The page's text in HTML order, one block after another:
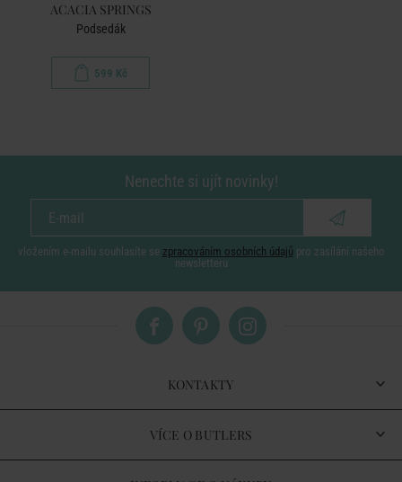
ACACIA SPRINGS
Podsedák
599 Kč
Nenechte si ujít novinky!
vložením e-mailu souhlasíte se zpracováním osobních údajů pro zasílání našeho
newsletteru
KONTAKTY
VÍCE O BUTLERS